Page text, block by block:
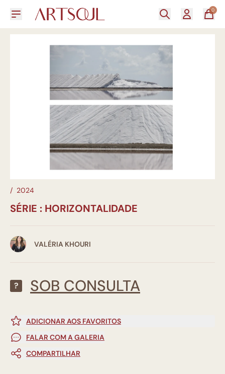
0
/ 2024
SÉRIE : HORIZONTALIDADE
VALÉRIA KHOURI
? SOB CONSULTA
ADICIONAR AOS FAVORITOS
FALAR COM A GALERIA
COMPARTILHAR